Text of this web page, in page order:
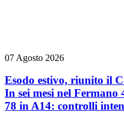
07 Agosto 2026
Esodo estivo, riunito il
In sei mesi nel
78 in A14: controlli